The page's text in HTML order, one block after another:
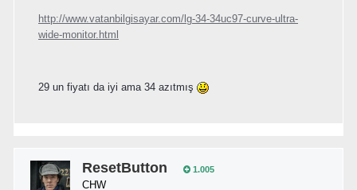
http://www.vatanbilgisayar.com/lg-34-34uc97-curve-ultra-
wide-monitor.html
29 un fiyatı da iyi ama 34 azıtmış
ResetButton 1.005
CHW